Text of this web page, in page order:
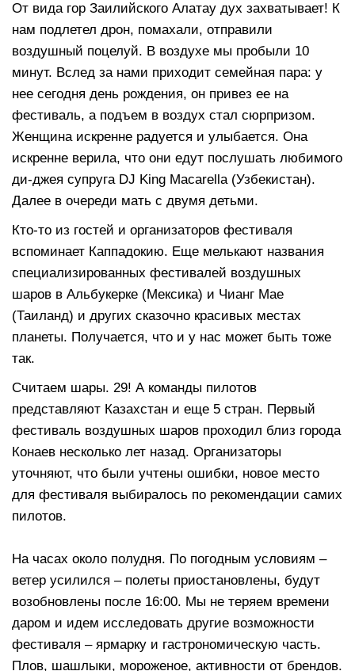
От вида гор Заилийского Алатау дух захватывает! К
нам подлетел дрон, помахали, отправили
воздушный поцелуй. В воздухе мы пробыли 10
минут. Вслед за нами приходит семейная пара: у
нее сегодня день рождения, он привез ее на
фестиваль, а подъем в воздух стал сюрпризом.
Женщина искренне радуется и улыбается. Она
искренне верила, что они едут послушать любимого
ди-джея супруга DJ King Macarella (Узбекистан).
Далее в очереди мать с двумя детьми.
Кто-то из гостей и организаторов фестиваля
вспоминает Каппадокию. Еще мелькают названия
специализированных фестивалей воздушных
шаров в Альбукерке (Мексика) и Чианг Мае
(Таиланд) и других сказочно красивых местах
планеты. Получается, что и у нас может быть тоже
так.
Считаем шары. 29! А команды пилотов
представляют Казахстан и еще 5 стран. Первый
фестиваль воздушных шаров проходил близ города
Конаев несколько лет назад. Организаторы
уточняют, что были учтены ошибки, новое место
для фестиваля выбиралось по рекомендации самих
пилотов.
На часах около полудня. По погодным условиям –
ветер усилился – полеты приостановлены, будут
возобновлены после 16:00. Мы не теряем времени
даром и идем исследовать другие возможности
фестиваля – ярмарку и гастрономическую часть.
Плов, шашлыки, мороженое, активности от брендов.